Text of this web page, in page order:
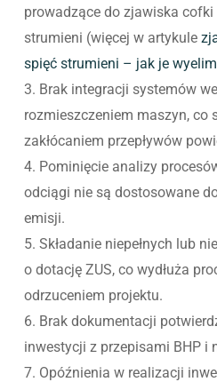
prowadzące do zjawiska
strumieni (więcej w artykule
spięć strumieni – jak je
3. Brak integracji systemów
rozmieszczeniem maszyn, co
zakłócaniem przepływów
4. Pominięcie analizy
odciągi nie są dostosowane
emisji.
5. Składanie niepełnych lub
o dotację ZUS, co wydłuża
odrzuceniem projektu.
6. Brak dokumentacji
inwestycji z przepisami BHP i
7. Opóźnienia w realizacji